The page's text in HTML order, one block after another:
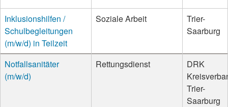
Inklusionshilfen /
Schulbegleitungen
(m/w/d) in Teilzeit
Soziale Arbeit
Trier-
Saarburg
Notfallsanitäter
(m/w/d)
Rettungsdienst
DRK
Trier-
Saarburg